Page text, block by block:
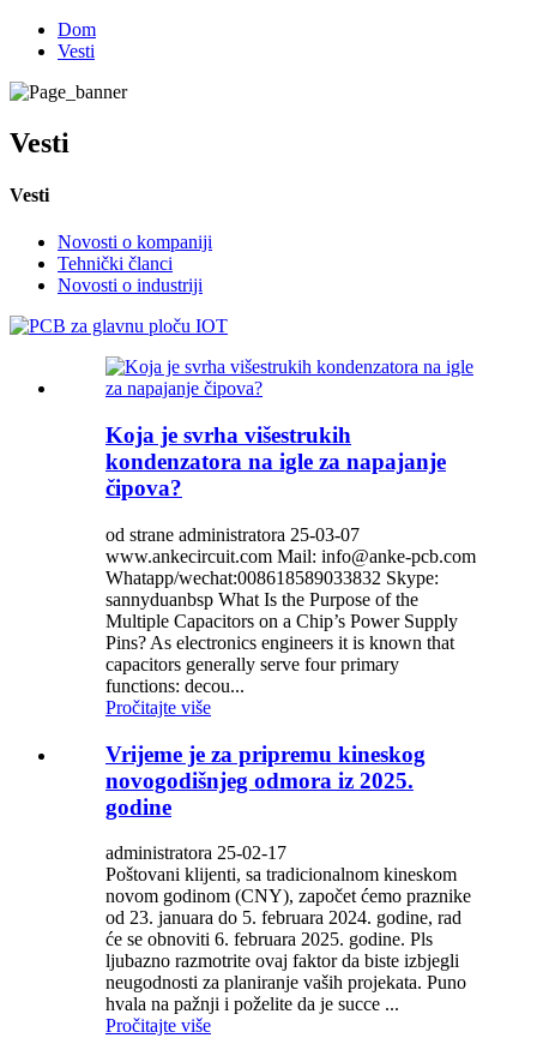
Dom
Vesti
Vesti
Vesti
Novosti o kompaniji
Tehnički članci
Novosti o industriji
Koja je svrha višestrukih
kondenzatora na igle za napajanje
čipova?
od strane administratora 25-03-07
www.ankecircuit.com Mail: info@anke-pcb.com
Whatapp/wechat:008618589033832 Skype:
sannyduanbsp What Is the Purpose of the
Multiple Capacitors on a Chip’s Power Supply
Pins? As electronics engineers it is known that
capacitors generally serve four primary
functions: decou...
Pročitajte više
Vrijeme je za pripremu kineskog
novogodišnjeg odmora iz 2025.
godine
administratora 25-02-17
Poštovani klijenti, sa tradicionalnom kineskom
novom godinom (CNY), započet ćemo praznike
od 23. januara do 5. februara 2024. godine, rad
će se obnoviti 6. februara 2025. godine. Pls
ljubazno razmotrite ovaj faktor da biste izbjegli
neugodnosti za planiranje vaših projekata. Puno
hvala na pažnji i poželite da je succe ...
Pročitajte više